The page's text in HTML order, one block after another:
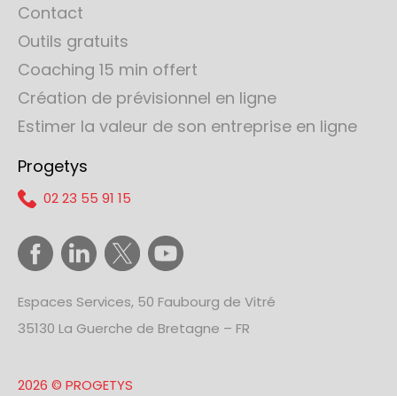
Contact
Outils gratuits
Coaching 15 min offert
Création de prévisionnel en ligne
Estimer la valeur de son entreprise en ligne
Progetys
02 23 55 91 15
Espaces Services, 50 Faubourg de Vitré
35130 La Guerche de Bretagne – FR
2026 © PROGETYS